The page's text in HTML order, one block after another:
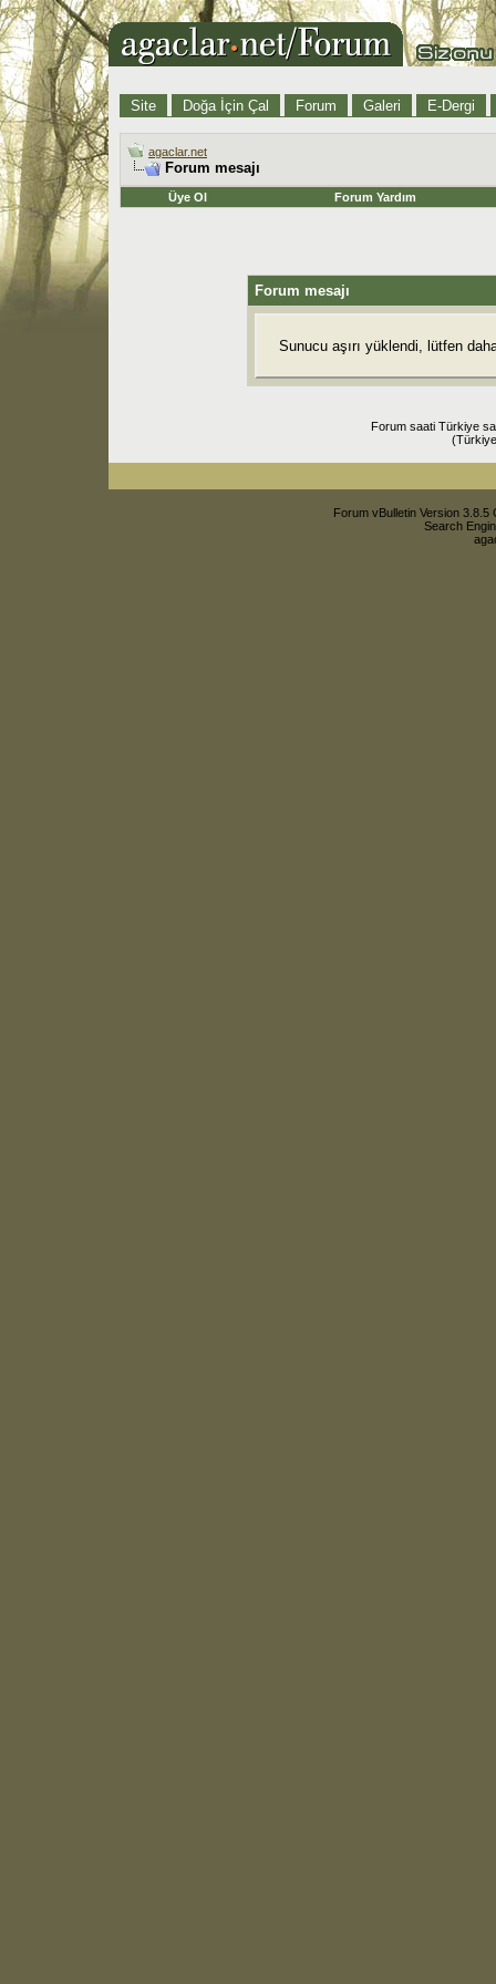
Site Doğa İçin Çal Forum Galeri E-Dergi
agaclar.net
Forum mesajı
Üye Ol Forum Yardım
Forum mesajı
Sunucu aşırı yüklendi, lütfen
Forum saati Türkiye
Forum vBulletin Version
Search